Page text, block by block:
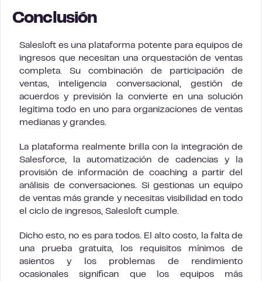
Conclusión
Salesloft es una plataforma potente para equipos de
ingresos que necesitan una orquestación de ventas
completa. Su combinación de participación de
ventas, inteligencia conversacional, gestión de
acuerdos y previsión la convierte en una solución
legítima todo en uno para organizaciones de ventas
medianas y grandes.
La plataforma realmente brilla con la integración de
Salesforce, la automatización de cadencias y la
provisión de información de coaching a partir del
análisis de conversaciones. Si gestionas un equipo
de ventas más grande y necesitas visibilidad en todo
el ciclo de ingresos, Salesloft cumple.
Dicho esto, no es para todos. El alto costo, la falta de
una prueba gratuita, los requisitos mínimos de
asientos y los problemas de rendimiento
ocasionales significan que los equipos más